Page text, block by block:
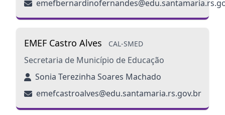
EMEF Castro Alves CAL-SMED
Secretaria de Município de Educação
Sonia Terezinha Soares Machado
emefcastroalves@edu.santamaria.rs.gov.br